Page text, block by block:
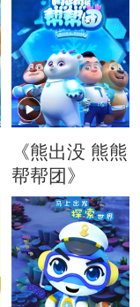
《熊出没 熊熊
帮帮团》